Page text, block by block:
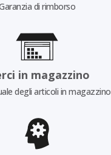
di rimborso
in magazzino
degli articoli in magazzino